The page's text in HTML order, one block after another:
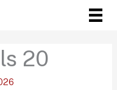
20